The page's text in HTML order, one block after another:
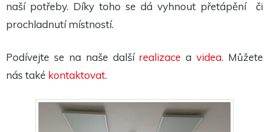
naší potřeby. Díky toho se dá vyhnout přetápění či
prochladnutí místností.
Podívejte se na naše další realizace avidea. Můžete
nás také kontaktovat.